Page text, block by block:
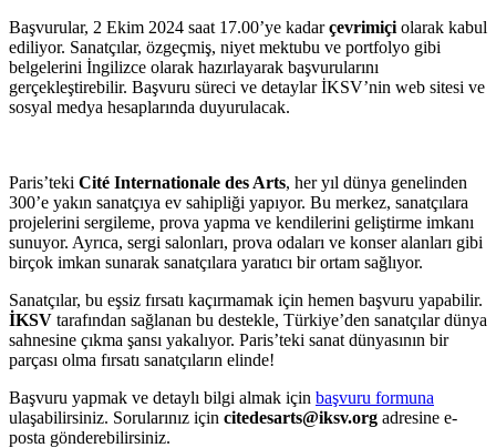
Başvurular, 2 Ekim 2024 saat 17.00’ye kadarçevrimiçi olarak kabul
ediliyor. Sanatçılar, özgeçmiş, niyet mektubu ve portfolyo gibi
belgelerini İngilizce olarak hazırlayarak başvurularını
gerçekleştirebilir. Başvuru süreci ve detaylar İKSV’nin web sitesi ve
sosyal medya hesaplarında duyurulacak.
Paris’teki Cité Internationale des Arts, her yıl dünya genelinden
300’e yakın sanatçıya ev sahipliği yapıyor. Bu merkez, sanatçılara
projelerini sergileme, prova yapma ve kendilerini geliştirme imkanı
sunuyor. Ayrıca, sergi salonları, prova odaları ve konser alanları gibi
birçok imkan sunarak sanatçılara yaratıcı bir ortam sağlıyor.
Sanatçılar, bu eşsiz fırsatı kaçırmamak için hemen başvuru yapabilir.
İKSV tarafından sağlanan bu destekle, Türkiye’den sanatçılar dünya
sahnesine çıkma şansı yakalıyor. Paris’teki sanat dünyasının bir
parçası olma fırsatı sanatçıların elinde!
Başvuru yapmak ve detaylı bilgi almak için başvuru formuna
ulaşabilirsiniz. Sorularınız için citedesarts@iksv.org adresine e-
posta gönderebilirsiniz.